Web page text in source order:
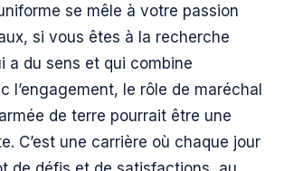
se mêle à votre passion
si vous êtes à la recherche
a du sens et qui combine
l’engagement, le rôle de maréchal
de terre pourrait être une
C’est une carrière où chaque jour